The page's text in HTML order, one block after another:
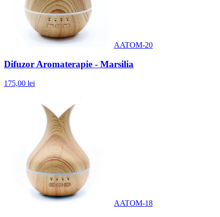
AATOM-20
Difuzor Aromaterapie - Marsilia
175,00 lei
AATOM-18